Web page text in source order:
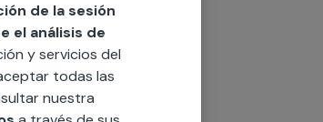
En MULTIMAP
de cada cliente, ya
de
de la sesión
el análisis de
y servicios del
todas las
nuestra